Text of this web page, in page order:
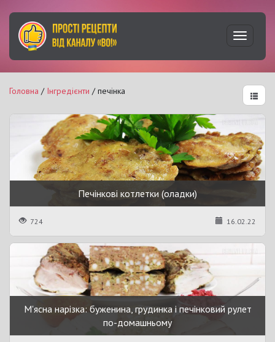
Головна / Інгредієнти / печінка
Печінкові котлетки (оладки)
724 16.02.22
М'ясна нарізка: буженина, грудинка і печінковий рулет
по-домашньому